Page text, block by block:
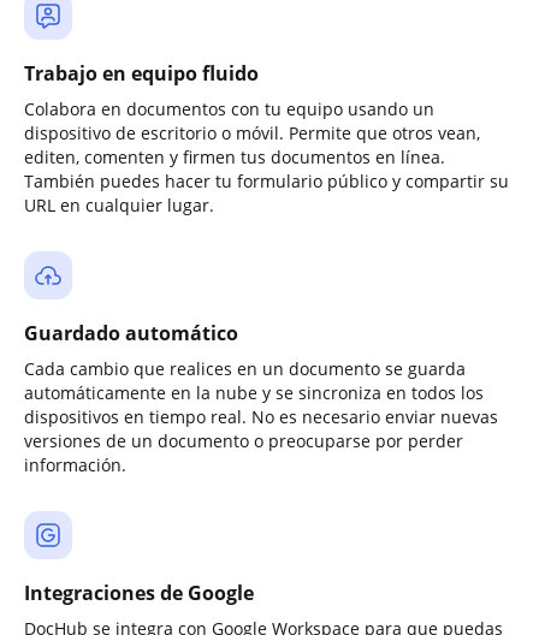
Trabajo en equipo fluido
Colabora en documentos con tu equipo usando un
dispositivo de escritorio o móvil. Permite que otros vean,
editen, comenten y firmen tus documentos en línea.
También puedes hacer tu formulario público y compartir su
URL en cualquier lugar.
Guardado automático
Cada cambio que realices en un documento se guarda
automáticamente en la nube y se sincroniza en todos los
dispositivos en tiempo real. No es necesario enviar nuevas
versiones de un documento o preocuparse por perder
información.
Integraciones de Google
DocHub se integra con Google Workspace para que puedas